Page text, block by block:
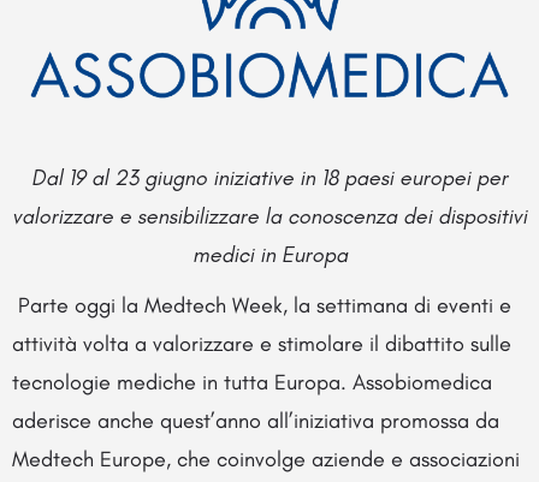
Dal 19 al 23 giugno iniziative in 18 paesi europei per
valorizzare e sensibilizzare la conoscenza dei dispositivi
medici in Europa
Parte oggi la Medtech Week, la settimana di eventi e
attività volta a valorizzare e stimolare il dibattito sulle
tecnologie mediche in tutta Europa. Assobiomedica
aderisce anche quest’anno all’iniziativa promossa da
Medtech Europe, che coinvolge aziende e associazioni